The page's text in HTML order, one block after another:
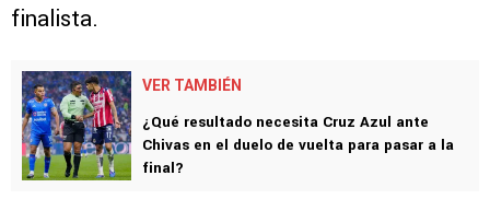
finalista.
VER TAMBIÉN
¿Qué resultado necesita Cruz Azul ante
Chivas en el duelo de vuelta para pasar a la
final?